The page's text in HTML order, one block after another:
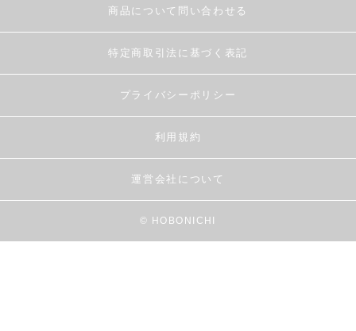
商品について問い合わせる
特定商取引法に基づく表記
プライバシーポリシー
利用規約
運営会社について
© HOBONICHI